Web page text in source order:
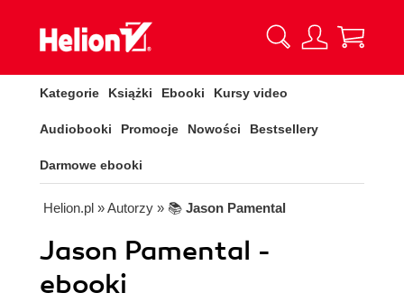
Kategorie Książki Ebooki Kursy video
Audiobooki Promocje Nowości Bestsellery
Darmowe ebooki
Helion.pl » Autorzy » 📚 Jason Pamental
Jason Pamental -
ebooki